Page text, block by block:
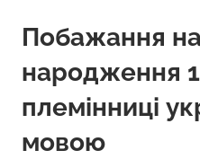
Побажання
народження
племінниці
мовою